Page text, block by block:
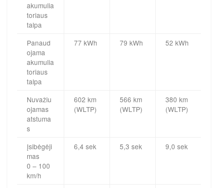
akumulia
toriaus
talpa
Panaud
ojama
akumulia
toriaus
talpa
77 kWh 79 kWh 52 kWh
Nuvažiu
ojamas
atstuma
s
602 km
(WLTP)
566 km
(WLTP)
380 km
(WLTP)
Įsibėgėji
mas
0 – 100
km/h
6,4 sek 5,3 sek 9,0 sek